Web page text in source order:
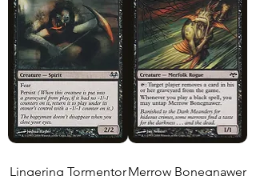
Lingering TormentorMerrow Bonegnawer